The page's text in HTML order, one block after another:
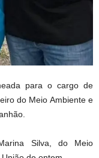
para o cargo de
do Meio Ambiente e
Silva, do Meio